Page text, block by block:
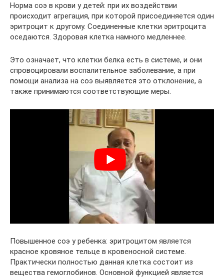
Норма соэ в крови у детей: при их воздействии
происходит агрегация, при которой присоединяется один
эритроцит к другому. Соединенные клетки эритроцита
оседаются. Здоровая клетка намного медленнее.
Это означает, что клетки белка есть в системе, и они
спровоцировали воспалительное заболевание, а при
помощи анализа на соэ выявляется это отклонение, а
также принимаются соответствующие меры.
Повышенное соэ у ребенка: эритроцитом является
красное кровяное тельце в кровеносной системе.
Практически полностью данная клетка состоит из
вещества гемоглобинов. Основной функцией является